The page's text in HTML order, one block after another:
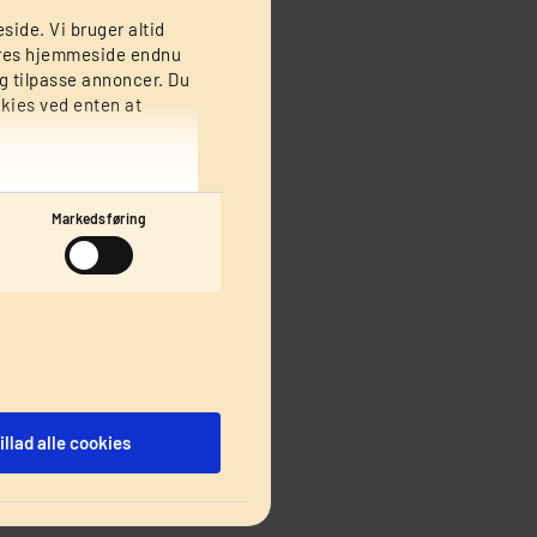
Vi bruger altid
hjemmeside endnu
tilpasse annoncer. Du
ved enten at
Markedsføring
alle cookies
hvis du
side, så
godt
ting, som du
at
at du